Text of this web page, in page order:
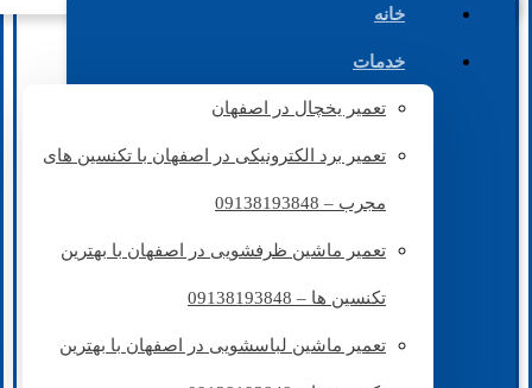
خانه
خدمات
تعمیر یخچال در اصفهان
تعمیر برد الکترونیکی در اصفهان با تکنسین های
مجرب – 09138193848
تعمیر ماشین ظرفشویی در اصفهان با بهترین
تکنسین ها – 09138193848
تعمیر ماشین لباسشویی در اصفهان با بهترین